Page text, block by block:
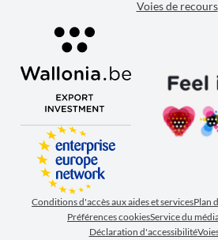
Voies de recours
Conditions d'accès aux aides et servicesPlan
Préférences cookiesService du
Déclaration d'accessibilité